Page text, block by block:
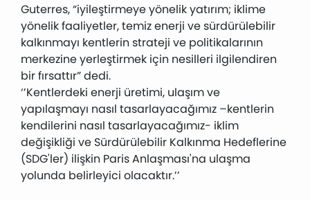
Guterres, “iyileştirmeye yönelik yatırım; iklime
yönelik faaliyetler, temiz enerji ve sürdürülebilir
kalkınmayı kentlerin strateji ve politikalarının
merkezine yerleştirmek için nesilleri ilgilendiren
bir fırsattır” dedi.
‘’Kentlerdeki enerji üretimi, ulaşım ve
yapılaşmayı nasıl tasarlayacağımız –kentlerin
kendilerini nasıl tasarlayacağımız- iklim
değişikliği ve Sürdürülebilir Kalkınma Hedeflerine
(SDG'ler) ilişkin Paris Anlaşması'na ulaşma
yolunda belirleyici olacaktır.’’